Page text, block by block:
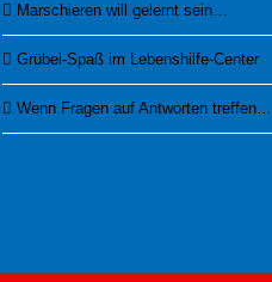
Marschieren will gelernt sein…
Grübel-Spaß im Lebenshilfe-Center
Wenn Fragen auf Antworten treffen…